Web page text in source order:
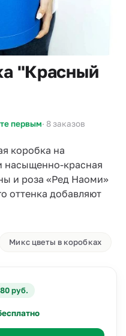
"Красный
первым· 8 заказов
коробка на
насыщенно-красная
и роза «Ред Наоми»
оттенка добавляют
Микс цветы в коробках
руб.